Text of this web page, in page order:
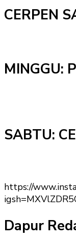
CERPEN
MINGGU:
SABTU:
https://
Dapur